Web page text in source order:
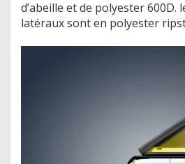
d’abeille et de polyester 600D.
latéraux sont en polyester